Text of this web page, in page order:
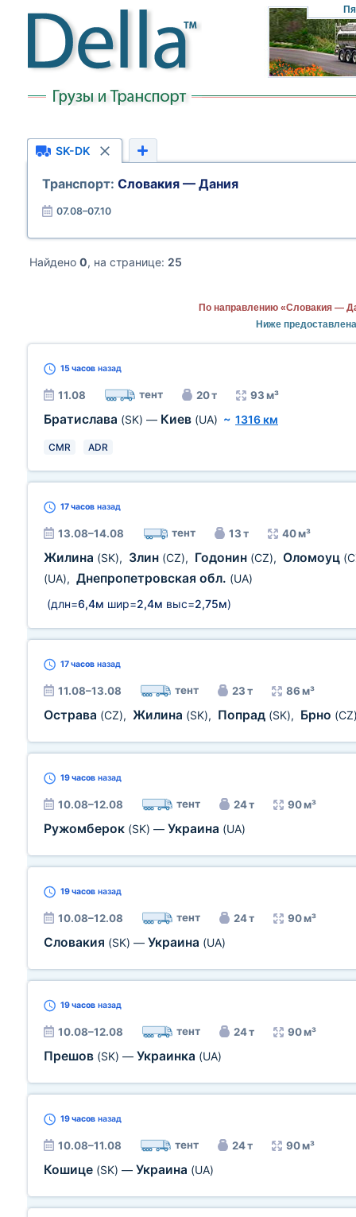
SK-DK
Транспорт: Словакия — Дания
07.08–07.10
Найдено 0, на странице: 25
По направлению «Словакия —
Ниже
15 часов назад
11.08 тент 20 т 93 м³
Братислава (SK) — Киев (UA) ~ 1316 км
CMR ADR
17 часов назад
13.08–14.08 тент 13 т 40 м³
Жилина (SK), Злин (CZ), Годонин (CZ), Оломоуц
(UA), Днепропетровская обл. (UA)
(длн=6,4м шир=2,4м выс=2,75м)
17 часов назад
11.08–13.08 тент 23 т 86 м³
Острава (CZ), Жилина (SK), Попрад (SK), Брно
19 часов назад
10.08–12.08 тент 24 т 90 м³
Ружомберок (SK) — Украина (UA)
19 часов назад
10.08–12.08 тент 24 т 90 м³
Словакия (SK) — Украина (UA)
19 часов назад
10.08–12.08 тент 24 т 90 м³
Прешов (SK) — Украинка (UA)
19 часов назад
10.08–11.08 тент 24 т 90 м³
Кошице (SK) — Украина (UA)